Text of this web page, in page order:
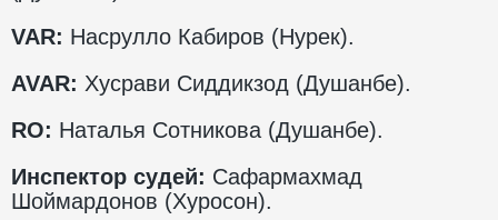
VAR: Насрулло Кабиров (Нурек).
AVAR: Хусрави Сиддикзод (Душанбе).
RO: Наталья Сотникова (Душанбе).
Инспектор судей: Сафармахмад
Шоймардонов (Хуросон).